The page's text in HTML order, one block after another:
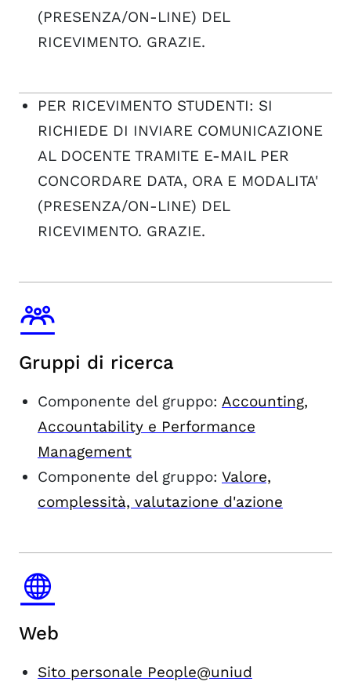
(PRESENZA/ON-LINE) DEL
RICEVIMENTO. GRAZIE.
PER RICEVIMENTO STUDENTI: SI
RICHIEDE DI INVIARE COMUNICAZIONE
AL DOCENTE TRAMITE E-MAIL PER
CONCORDARE DATA, ORA E MODALITA'
(PRESENZA/ON-LINE) DEL
RICEVIMENTO. GRAZIE.
Gruppi di ricerca
Componente del gruppo: Accounting,
Accountability e Performance
Management
Componente del gruppo: Valore,
complessità, valutazione d'azione
Web
Sito personale People@uniud